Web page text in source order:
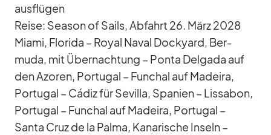
aus­flü­gen
Reise: Sea­son of Sails, Ab­fahrt 26. März 2028
Mi­ami, Flo­rida – Royal Na­val Do­ck­yard, Ber­
muda, mit Über­nach­tung – Ponta Del­gada auf
den Azo­ren, Por­tu­gal – Fun­chal auf Ma­deira,
Por­tu­gal – Cá­diz für Se­villa, Spa­nien – Lis­sa­bon,
Por­tu­gal – Fun­chal auf Ma­deira, Por­tu­gal –
Santa Cruz de la Palma, Ka­na­ri­sche In­seln –